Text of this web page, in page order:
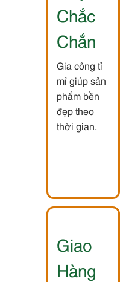
Chắc
Chắn
Gia công tỉ
mỉ giúp sản
phẩm bền
đẹp theo
thời gian.
Giao
Hàng